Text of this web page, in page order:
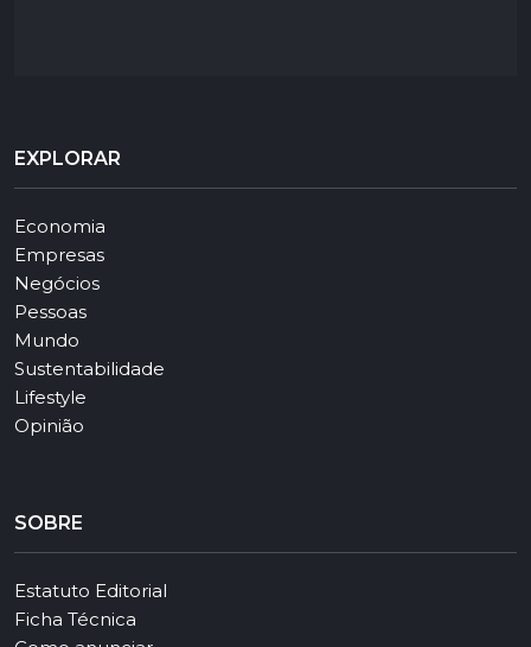
EXPLORAR
Economia
Empresas
Negócios
Pessoas
Mundo
Sustentabilidade
Lifestyle
Opinião
SOBRE
Estatuto Editorial
Ficha Técnica